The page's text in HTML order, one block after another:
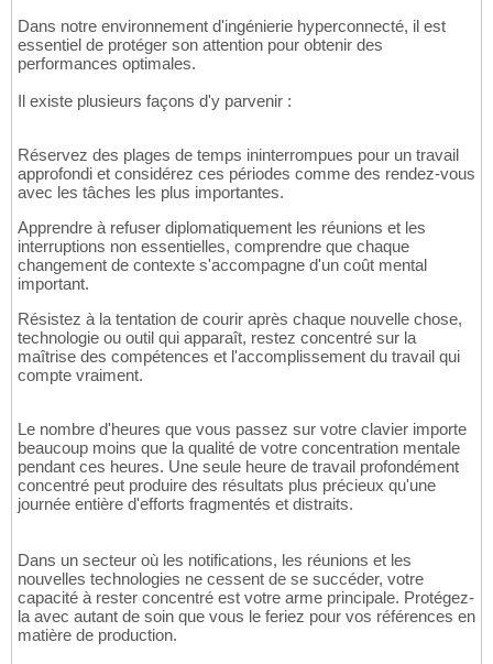
Dans notre environnement d'ingénierie hyperconnecté, il est
essentiel de protéger son attention pour obtenir des
performances optimales.
Il existe plusieurs façons d'y parvenir :
Réservez des plages de temps ininterrompues pour un travail
approfondi et considérez ces périodes comme des rendez-vous
avec les tâches les plus importantes.
Apprendre à refuser diplomatiquement les réunions et les
interruptions non essentielles, comprendre que chaque
changement de contexte s'accompagne d'un coût mental
important.
Résistez à la tentation de courir après chaque nouvelle chose,
technologie ou outil qui apparaît, restez concentré sur la
maîtrise des compétences et l'accomplissement du travail qui
compte vraiment.
Le nombre d'heures que vous passez sur votre clavier importe
beaucoup moins que la qualité de votre concentration mentale
pendant ces heures. Une seule heure de travail profondément
concentré peut produire des résultats plus précieux qu'une
journée entière d'efforts fragmentés et distraits.
Dans un secteur où les notifications, les réunions et les
nouvelles technologies ne cessent de se succéder, votre
capacité à rester concentré est votre arme principale. Protégez-
la avec autant de soin que vous le feriez pour vos références en
matière de production.